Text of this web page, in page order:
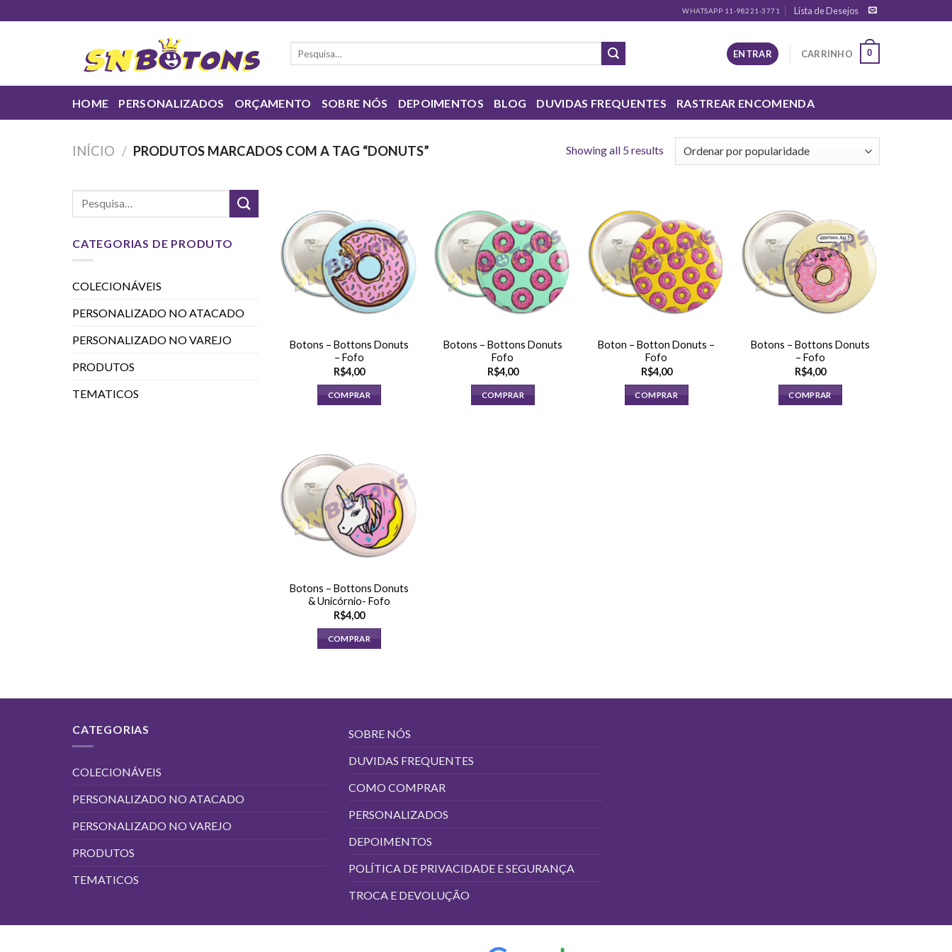
to
WHATSAPP 11-98221-3771 Lista de Desejos
ENTRAR CARRINHO 0
HOME PERSONALIZADOS ORÇAMENTO SOBRE NÓS DEPOIMENTOS BLOG DUVIDAS FREQUENTES RASTREAR ENCOMENDA
INÍCIO / PRODUTOS MARCADOS COM A TAG “DONUTS” Showing all 5 results
CATEGORIAS DE PRODUTO
COLECIONÁVEIS
PERSONALIZADO NO ATACADO
PERSONALIZADO NO VAREJO
PRODUTOS
TEMATICOS
Botons – Bottons Donuts
– Fofo
R$4,00
COMPRAR
Botons – Bottons Donuts
Fofo
R$4,00
COMPRAR
Boton – Botton Donuts –
Fofo
R$4,00
COMPRAR
Botons – Bottons Donuts
– Fofo
R$4,00
COMPRAR
Botons – Bottons Donuts
& Unicórnio- Fofo
R$4,00
COMPRAR
CATEGORIAS
COLECIONÁVEIS
PERSONALIZADO NO ATACADO
PERSONALIZADO NO VAREJO
PRODUTOS
TEMATICOS
SOBRE NÓS
DUVIDAS FREQUENTES
COMO COMPRAR
PERSONALIZADOS
DEPOIMENTOS
POLÍTICA DE PRIVACIDADE E SEGURANÇA
TROCA E DEVOLUÇÃO